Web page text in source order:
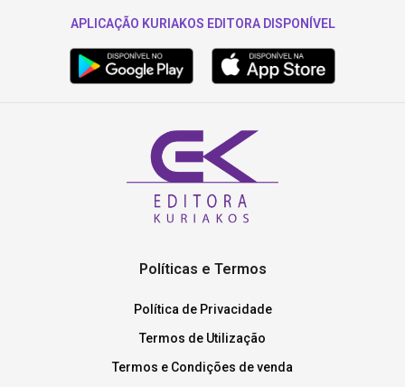
APLICAÇÃO KURIAKOS EDITORA DISPONÍVEL
Políticas e Termos
Política de Privacidade
Termos de Utilização
Termos e Condições de venda